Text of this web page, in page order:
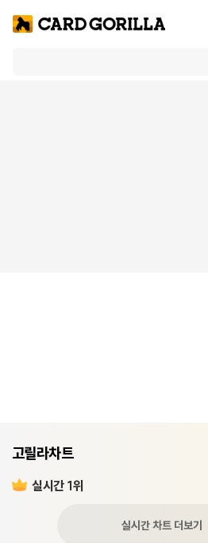
고릴라차트
실시간 1위
실시간 차트 더보기